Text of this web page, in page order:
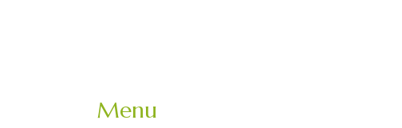
Menu